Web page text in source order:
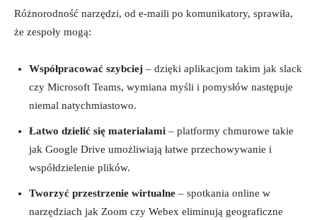
Różnorodność narzędzi, od ​e-maili po komunikatory, sprawiła,
że zespoły mogą:
Współpracować szybciej – dzięki aplikacjom takim jak slack
⁣czy Microsoft Teams, wymiana myśli i pomysłów następuje
niemal natychmiastowo.
Łatwo‍ dzielić się materiałami – platformy chmurowe takie
jak Google Drive umożliwiają ⁣łatwe przechowywanie i
współdzielenie plików.
Tworzyć przestrzenie wirtualne – spotkania online w
narzędziach jak Zoom czy Webex eliminują geograficzne